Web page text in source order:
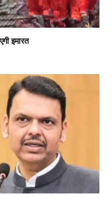
इमारत